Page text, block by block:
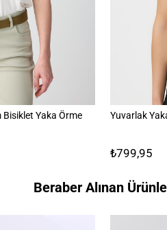
Yaka Örme
Yuvarlak
₺799,95
Beraber Alınan